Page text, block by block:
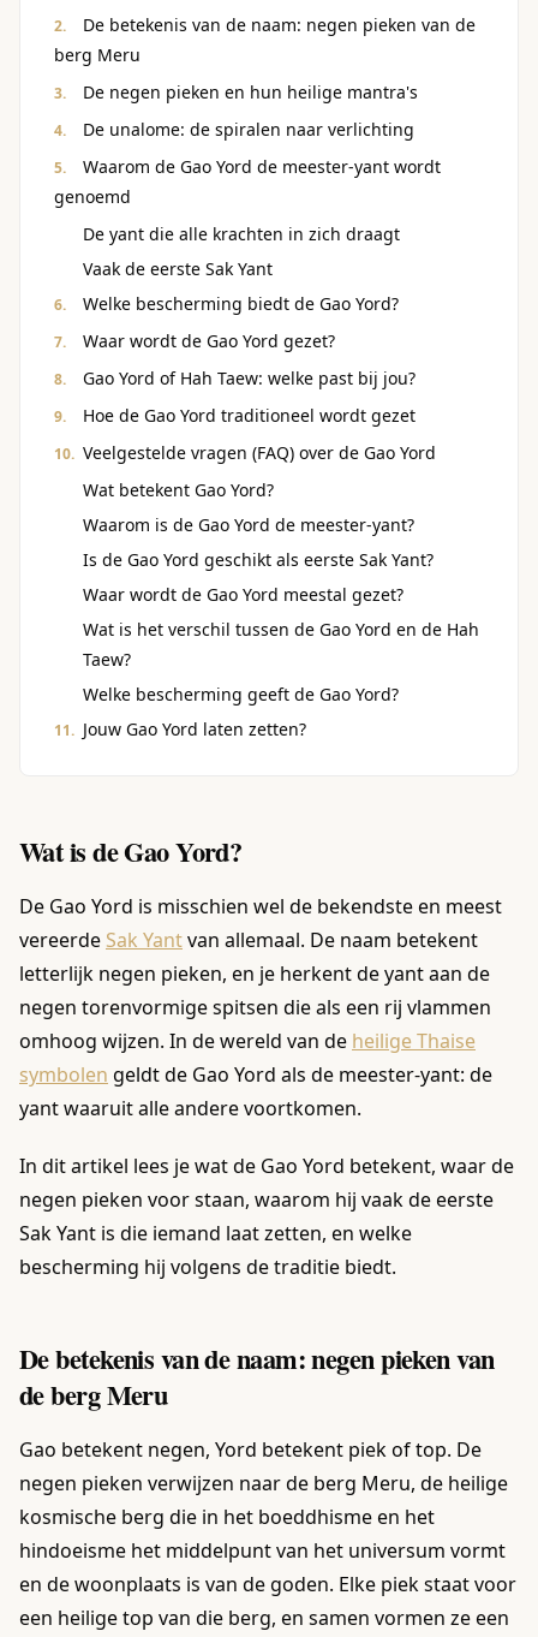
De betekenis van de naam: negen pieken van de
berg Meru
De negen pieken en hun heilige mantra's
De unalome: de spiralen naar verlichting
Waarom de Gao Yord de meester-yant wordt
genoemd
De yant die alle krachten in zich draagt
Vaak de eerste Sak Yant
Welke bescherming biedt de Gao Yord?
Waar wordt de Gao Yord gezet?
Gao Yord of Hah Taew: welke past bij jou?
Hoe de Gao Yord traditioneel wordt gezet
Veelgestelde vragen (FAQ) over de Gao Yord
Wat betekent Gao Yord?
Waarom is de Gao Yord de meester-yant?
Is de Gao Yord geschikt als eerste Sak Yant?
Waar wordt de Gao Yord meestal gezet?
Wat is het verschil tussen de Gao Yord en de Hah
Taew?
Welke bescherming geeft de Gao Yord?
Jouw Gao Yord laten zetten?
Wat is de Gao Yord?
De Gao Yord is misschien wel de bekendste en meest
vereerde Sak Yantvan allemaal. De naam betekent
letterlijk negen pieken, en je herkent de yant aan de
negen torenvormige spitsen die als een rij vlammen
omhoog wijzen. In de wereld van de heilige Thaise
symbolen geldt de Gao Yord als de meester-yant: de
yant waaruit alle andere voortkomen.
In dit artikel lees je wat de Gao Yord betekent, waar de
negen pieken voor staan, waarom hij vaak de eerste
Sak Yant is die iemand laat zetten, en welke
bescherming hij volgens de traditie biedt.
De betekenis van de naam: negen pieken van
de berg Meru
Gao betekent negen, Yord betekent piek of top. De
negen pieken verwijzen naar de berg Meru, de heilige
kosmische berg die in het boeddhisme en het
hindoeisme het middelpunt van het universum vormt
en de woonplaats is van de goden. Elke piek staat voor
een heilige top van die berg, en samen vormen ze een